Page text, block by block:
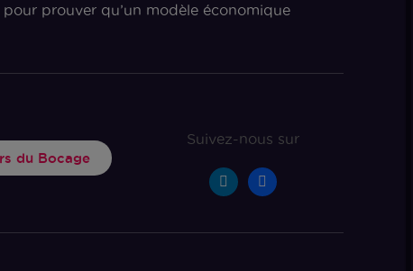
prouver qu’un modèle économique
du Bocage
Suivez-nous sur